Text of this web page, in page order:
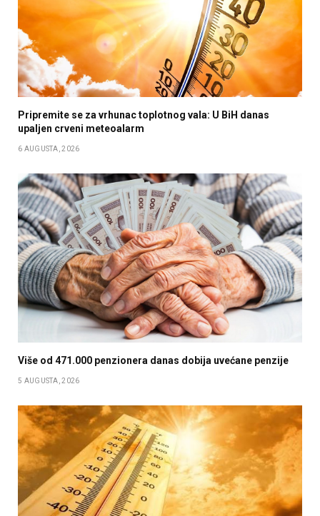
Pripremite se za vrhunac toplotnog vala: U BiH danas
upaljen crveni meteoalarm
6 AUGUSTA, 2026
Više od 471.000 penzionera danas dobija uvećane penzije
5 AUGUSTA, 2026